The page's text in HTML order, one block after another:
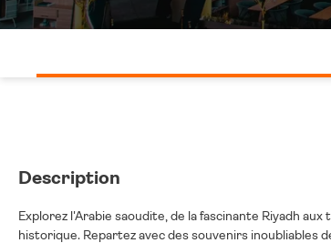
Description
Explorez l'Arabie saoudite, de la fascinante Riyadh
historique. Repartez avec des souvenirs inoubliables